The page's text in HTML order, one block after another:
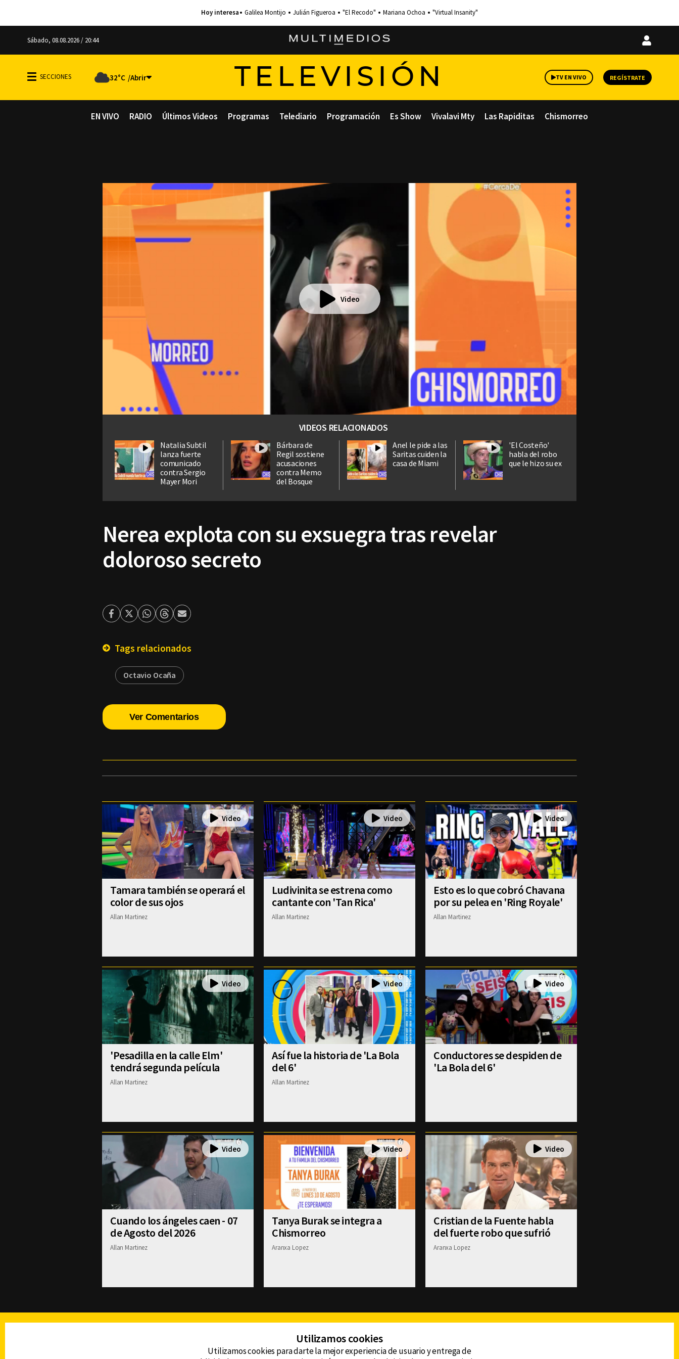
Galilea Montijo Julián Figueroa "El Recodo" Mariana Ochoa "Virtual Insanity"
Sábado, 08.08.2026 / 20:44
Iniciar
32°C TELEVISIÓN TV EN VIVO REGÍSTRATE
EN VIVO RADIO Últimos Videos Programas Telediario Programación Es Show Vivalavi Mty Las Rapiditas Chismorreo
Video
VIDEOS RELACIONADOS
Natalia Subtil
lanza fuerte
comunicado
contra Sergio
Mayer Mori
Bárbara de
Regil sostiene
acusaciones
contra Memo
del Bosque
Anel le pide a las
Saritas cuiden la
casa de Miami
'El Costeño'
habla del robo
que le hizo su ex
Nerea explota con su exsuegra tras revelar
doloroso secreto
Facebook
TwitterWhatsapp
ThreadsEnviar
Tags relacionados
Octavio Ocaña
Ver Comentarios
Tamara también se operará el
color de sus ojos
Allan Martinez
Ludivinita se estrena como
cantante con 'Tan Rica'
Allan Martinez
Esto es lo que cobró Chavana
por su pelea en 'Ring Royale'
Allan Martinez
'Pesadilla en la calle Elm'
tendrá segunda película
Allan Martinez
Así fue la historia de 'La Bola
del 6'
Allan Martinez
Conductores se despiden de
'La Bola del 6'
Cuando los ángeles caen - 07
de Agosto del 2026
Allan Martinez
Tanya Burak se integra a
Chismorreo
Aranxa Lopez
Cristian de la Fuente habla
del fuerte robo que sufrió
Aranxa Lopez
Utilizamos cookies
Utilizamos cookies para darte la mejor experiencia de usuario y entrega de